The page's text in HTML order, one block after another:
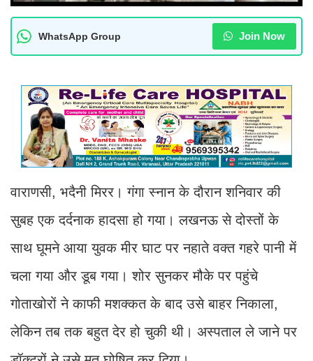
WhatsApp Group Join Now
वाराणसी, भदैनी मिरर। गंगा स्नान के दौरान शनिवार की
सुबह एक दर्दनाक हादसा हो गया। लखनऊ से दोस्तों के
साथ घूमने आया युवक मीर घाट पर नहाते वक्त गहरे पानी में
चला गया और डूब गया। शोर सुनकर मौके पर पहुंचे
गोताखोरों ने काफी मशक्कत के बाद उसे बाहर निकाला,
लेकिन तब तक बहुत देर हो चुकी थी। अस्पताल ले जाने पर